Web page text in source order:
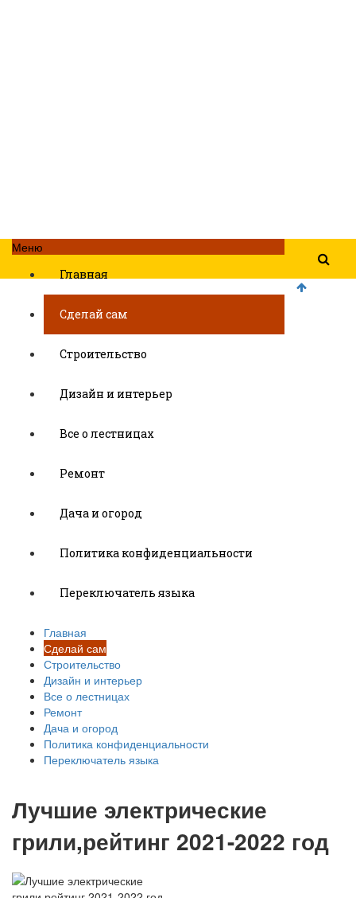
Меню
Главная
Сделай сам
Строительство
Дизайн и интерьер
Все о лестницах
Ремонт
Дача и огород
Политика конфиденциальности
Переключатель языка
Главная
Сделай сам
Строительство
Дизайн и интерьер
Все о лестницах
Ремонт
Дача и огород
Политика конфиденциальности
Переключатель языка
Лучшие электрические
грили,рейтинг 2021-2022 год